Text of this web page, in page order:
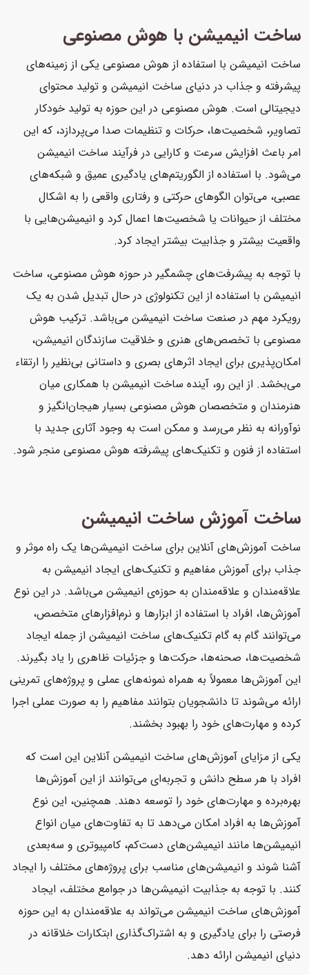
ساخت انیمیشن با هوش مصنوعی
ساخت انیمیشن با استفاده از هوش مصنوعی یکی از زمینه‌های
پیشرفته و جذاب در دنیای ساخت انیمیشن و تولید محتوای
دیجیتالی است. هوش مصنوعی در این حوزه به تولید خودکار
تصاویر، شخصیت‌ها، حرکات و تنظیمات صدا می‌پردازد، که این
امر باعث افزایش سرعت و کارایی در فرآیند ساخت انیمیشن
می‌شود. با استفاده از الگوریتم‌های یادگیری عمیق و شبکه‌های
عصبی، می‌توان الگوهای حرکتی و رفتاری واقعی را به اشکال
مختلف از حیوانات یا شخصیت‌ها اعمال کرد و انیمیشن‌هایی با
واقعیت بیشتر و جذابیت بیشتر ایجاد کرد.
با توجه به پیشرفت‌های چشمگیر در حوزه هوش مصنوعی، ساخت
انیمیشن با استفاده از این تکنولوژی در حال تبدیل شدن به یک
رویکرد مهم در صنعت ساخت انیمیشن می‌باشد. ترکیب هوش
مصنوعی با تخصص‌های هنری و خلاقیت سازندگان انیمیشن،
امکان‌پذیری برای ایجاد اثرهای بصری و داستانی بی‌نظیر را ارتقاء
می‌بخشد. از این رو، آینده ساخت انیمیشن با همکاری میان
هنرمندان و متخصصان هوش مصنوعی بسیار هیجان‌انگیز و
نوآورانه به نظر می‌رسد و ممکن است به وجود آثاری جدید با
استفاده از فنون و تکنیک‌های پیشرفته هوش مصنوعی منجر شود.
ساخت آموزش ساخت انیمیشن
ساخت آموزش‌های آنلاین برای ساخت انیمیشن‌ها یک راه موثر و
جذاب برای آموزش مفاهیم و تکنیک‌های ایجاد انیمیشن به
علاقه‌مندان و علاقه‌مندان به حوزه‌ی انیمیشن می‌باشد. در این نوع
آموزش‌ها، افراد با استفاده از ابزارها و نرم‌افزارهای متخصص،
می‌توانند گام به گام تکنیک‌های ساخت انیمیشن از جمله ایجاد
شخصیت‌ها، صحنه‌ها، حرکت‌ها و جزئیات ظاهری را یاد بگیرند.
این آموزش‌ها معمولاً به همراه نمونه‌های عملی و پروژه‌های تمرینی
ارائه می‌شوند تا دانشجویان بتوانند مفاهیم را به صورت عملی اجرا
کرده و مهارت‌های خود را بهبود بخشند.
یکی از مزایای آموزش‌های ساخت انیمیشن آنلاین این است که
افراد با هر سطح دانش و تجربه‌ای می‌توانند از این آموزش‌ها
بهره‌برده و مهارت‌های خود را توسعه دهند. همچنین، این نوع
آموزش‌ها به افراد امکان می‌دهد تا به تفاوت‌های میان انواع
انیمیشن‌ها مانند انیمیشن‌های دست‌کم، کامپیوتری و سه‌بعدی
آشنا شوند و انیمیشن‌های مناسب برای پروژه‌های مختلف را ایجاد
کنند. با توجه به جذابیت انیمیشن‌ها در جوامع مختلف، ایجاد
آموزش‌های ساخت انیمیشن می‌تواند به علاقه‌مندان به این حوزه
فرصتی را برای یادگیری و به اشتراک‌گذاری ابتکارات خلاقانه در
دنیای انیمیشن ارائه دهد.